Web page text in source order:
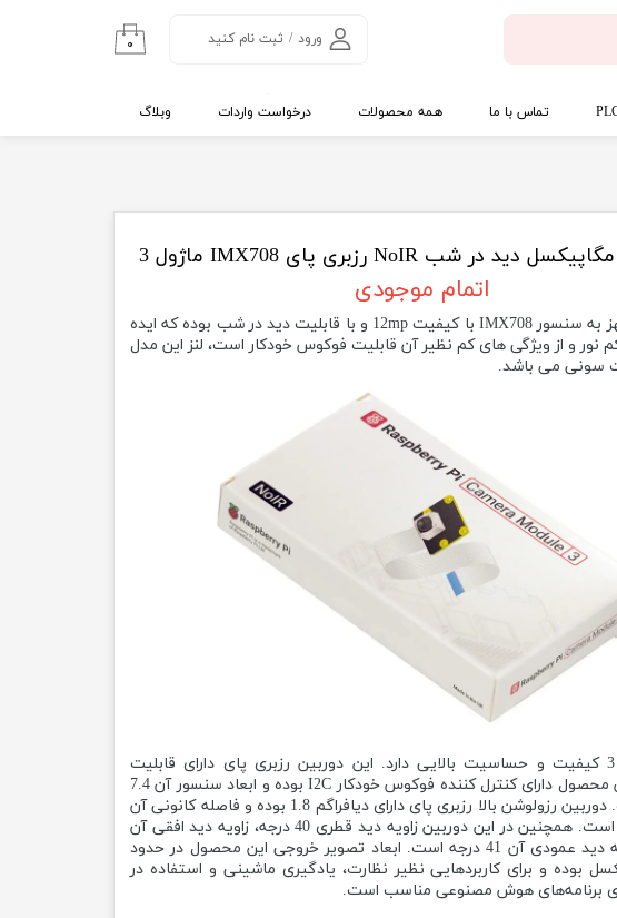
ورود / ثبت نام کنید
تغییر گذر واژه
کاربری
۰
تماس با ما همه محصولات درخواست واردات وبلاگ
اتمام موجودی
دوربین V3 مجهز به سنسور IMX708 با کیفیت 12mp و با قابلیت دید در شب بوده که ایده
نور و از ویژگی های کم نظیر آن قابلیت فوکوس خودکار است، لنز این مدل
سونی می باشد.
دوربین ماژول 3 کیفیت و حساسیت بالایی دارد. این دوربین رزبری پای دارای قابلیت
HDR است. این محصول دارای کنترل کننده فوکوس خودکار I2C بوده و ابعاد سنسور آن 7.4
میلی متر است. دوربین رزولوشن بالا رزبری پای دارای دیافراگم 1.8 بوده و فاصله کانونی آن
4.74 میلی متر است. همچنین در این دوربین زاویه دید قطری 40 درجه، زاویه دید افقی آن
66 درجه و زاویه دید عمودی آن 41 درجه است. ابعاد تصویر خروجی این محصول در حدود
پیکسل بوده و برای کاربردهایی نظیر نظارت، یادگیری ماشینی و استفاده در
برنامه‌های هوش مصنوعی مناسب است.